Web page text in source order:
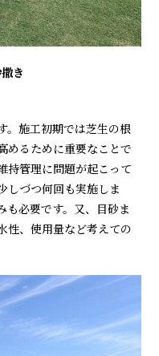
き
。施工初期では芝生の根
めるために重要なことで
持管理に問題が起こって
しづつ何回も実施しま
も必要です。又、目砂ま
性、使用量など考えての